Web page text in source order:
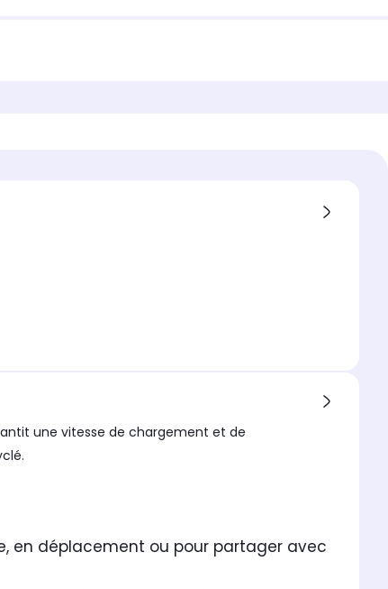
une vitesse de chargement et de
en déplacement ou pour partager avec